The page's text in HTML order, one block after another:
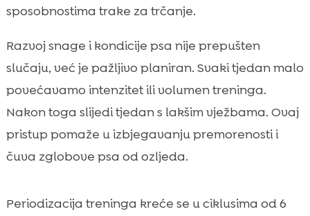
sposobnostima trake za trčanje.
Razvoj snage i kondicije psa nije prepušten
slučaju, već je pažljivo planiran. Svaki tjedan malo
povećavamo intenzitet ili volumen treninga.
Nakon toga slijedi tjedan s lakšim vježbama. Ovaj
pristup pomaže u izbjegavanju premorenosti i
čuva zglobove psa od ozljeda.
Periodizacija treninga kreće se u ciklusima od 6